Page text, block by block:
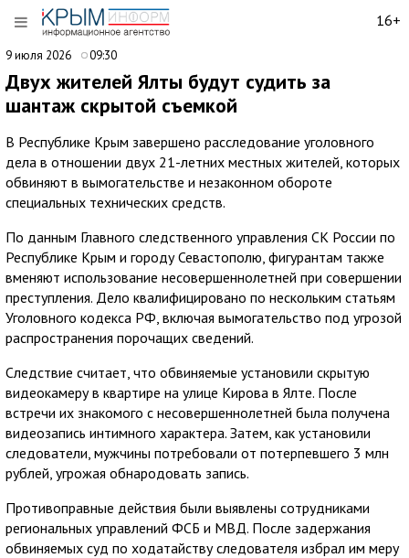
16+
9 июля 2026 09:30
Двух жителей Ялты будут судить за
шантаж скрытой съемкой
В Республике Крым завершено расследование уголовного
дела в отношении двух 21-летних местных жителей, которых
обвиняют в вымогательстве и незаконном обороте
специальных технических средств.
По данным Главного следственного управления СК России по
Республике Крым и городу Севастополю, фигурантам также
вменяют использование несовершеннолетней при совершении
преступления. Дело квалифицировано по нескольким статьям
Уголовного кодекса РФ, включая вымогательство под угрозой
распространения порочащих сведений.
Следствие считает, что обвиняемые установили скрытую
видеокамеру в квартире на улице Кирова в Ялте. После
встречи их знакомого с несовершеннолетней была получена
видеозапись интимного характера. Затем, как установили
следователи, мужчины потребовали от потерпевшего 3 млн
рублей, угрожая обнародовать запись.
Противоправные действия были выявлены сотрудниками
региональных управлений ФСБ и МВД. После задержания
обвиняемых суд по ходатайству следователя избрал им меру